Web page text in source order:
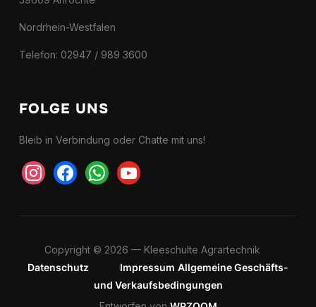
Nordrhein-Westfalen
Telefon: 02947 / 989 3600
FOLGE UNS
Bleib in Verbindung oder Chatte mit uns!
instagramfacebookwhatsappyoutube
Copyright © 2026 — Kleeschulte Agrartechnik
Datenschutz
Impressum Allgemeine Geschäfts-
und Verkaufsbedingungen